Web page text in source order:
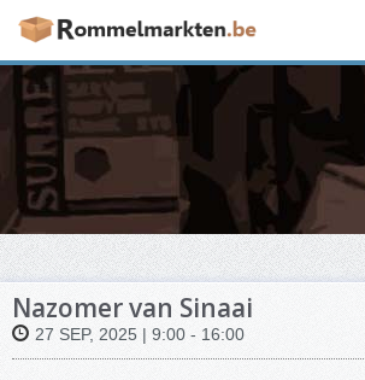
Nazomer van Sinaai
27 SEP, 2025 | 9:00 - 16:00